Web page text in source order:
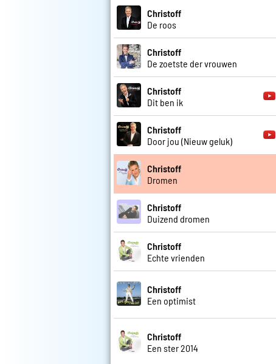
Christoff
De roos
Christoff
De zoetste der vrouwen
Christoff
Dit ben ik
Christoff
Door jou (Nieuw geluk)
Christoff
Dromen
Christoff
Duizend dromen
Christoff
Echte vrienden
Christoff
Een optimist
Christoff
Een ster 2014